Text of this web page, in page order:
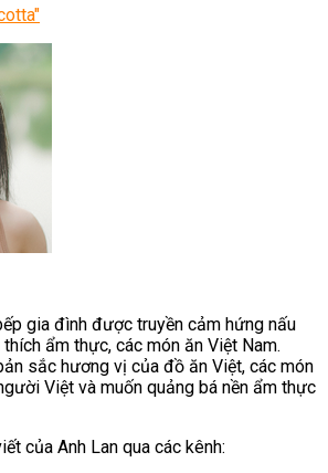
gia đình được truyền cảm hứng nấu
ẩm thực, các món ăn Việt Nam.
sắc hương vị của đồ ăn Việt, các món
Việt và muốn quảng bá nền ẩm thực
của Anh Lan qua các kênh: